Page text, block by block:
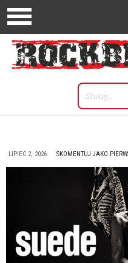
LIPIEC 2, 2026 SKOMENTUJ JAKO